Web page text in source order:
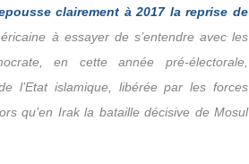
clairement à 2017 la reprise de
à essayer de s’entendre avec les
en cette année pré-électorale,
l’Etat islamique, libérée par les forces
qu’en Irak la bataille décisive de Mosul